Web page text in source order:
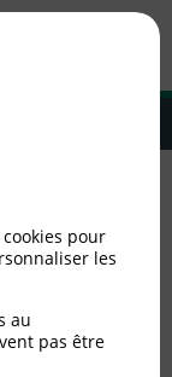
de
pour
les
au
pas être